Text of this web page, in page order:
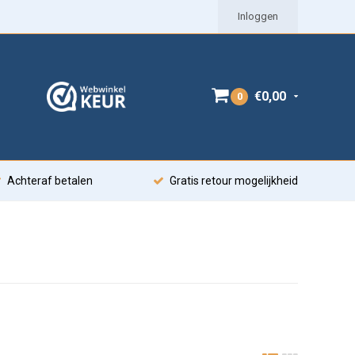
Inloggen
0 €0,00
Achteraf betalen Gratis retour mogelijkheid